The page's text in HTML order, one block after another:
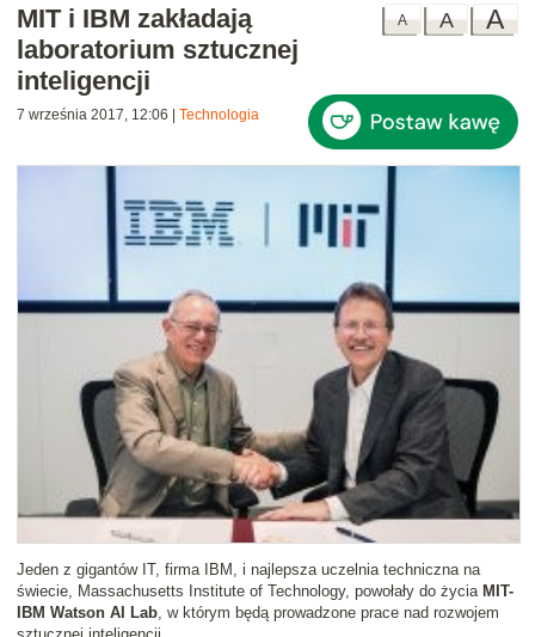
A
A
A
MIT i IBM zakładają
laboratorium sztucznej
inteligencji
7 września 2017, 12:06 Technologia
Jeden z gigantów IT, firma IBM, i najlepsza uczelnia techniczna na
świecie, Massachusetts Institute of Technology, powołały do życia MIT-
IBM Watson AI Lab, w którym będą prowadzone prace nad rozwojem